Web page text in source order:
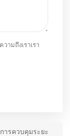
มถึงเราเรา
ารควบคุมระยะ